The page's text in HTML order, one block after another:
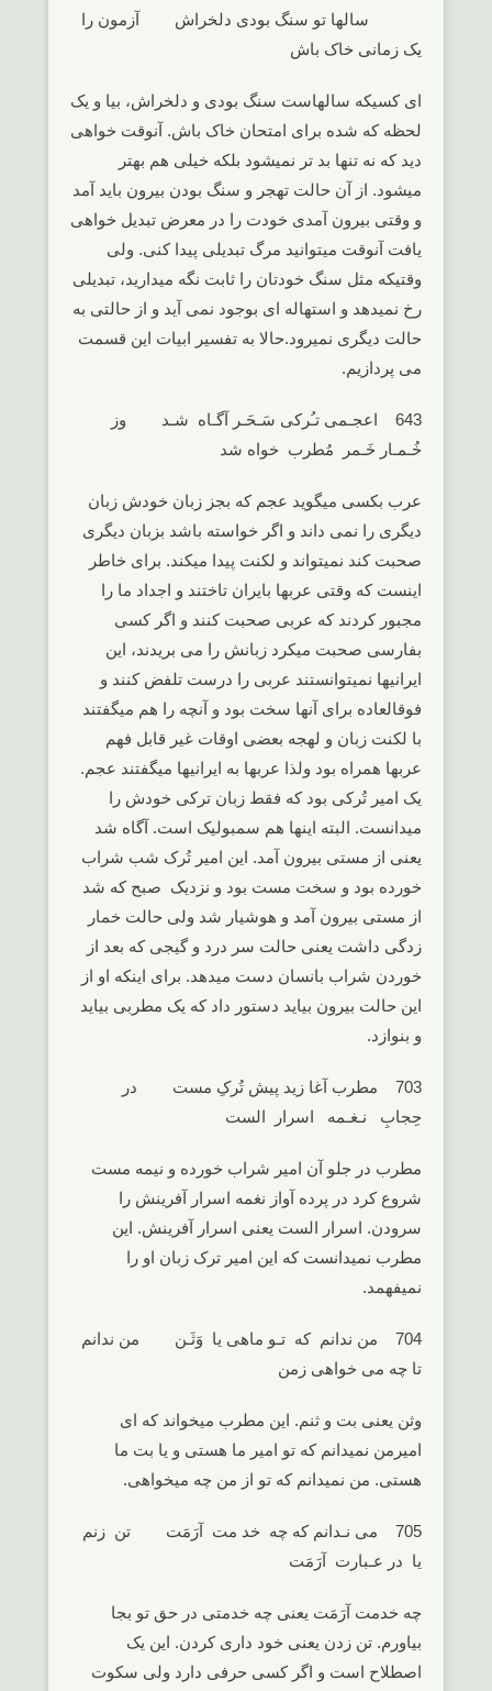
سالها تو سنگ بودی دلخراش آزمون را
یک زمانی خاک باش
ای کسیکه سالهاست سنگ بودی و دلخراش، بیا و یک
لحظه که شده برای امتحان خاک باش. آنوقت خواهی
دید که نه تنها بد تر نمیشود بلکه خیلی هم بهتر
میشود. از آن حالت تهجر و سنگ بودن بیرون باید آمد
و وقتی بیرون آمدی خودت را در معرض تبدیل خواهی
یافت آنوقت میتوانید مرگ تبدیلی پیدا کنی. ولی
وقتیکه مثل سنگ خودتان را ثابت نگه میدارید، تبدیلی
رخ نمیدهد و استهاله ای بوجود نمی آید و از حالتی به
حالت دیگری نمیرود.حالا به تفسیر ابیات این قسمت
می پردازیم.
643 اعجـمی تـُرکی سَـحَـر آگـاه شـد وز
خُـمـار خَـمر مُطرب خواه شد
عرب بکسی میگوید عجم که بجز زبان خودش زبان
دیگری را نمی داند و اگر خواسته باشد بزبان دیگری
صحبت کند نمیتواند و لکنت پیدا میکند. برای خاطر
اینست که وقتی عربها بایران تاختند و اجداد ما را
مجبور کردند که عربی صحبت کنند و اگر کسی
بفارسی صحبت میکرد زبانش را می بریدند، این
ایرانیها نمیتوانستند عربی را درست تلفض کنند و
فوقالعاده برای آنها سخت بود و آنچه را هم میگفتند
با لکنت زبان و لهجه بعضی اوقات غیر قابل فهم
عربها همراه بود ولذا عربها به ایرانیها میگفتند عجم.
یک امیر تُرکی بود که فقط زبان ترکی خودش را
میدانست. البته اینها هم سمبولیک است. آگاه شد
یعنی از مستی بیرون آمد. این امیر تُرک شب شراب
خورده بود و سخت مست بود و نزدیک صبح که شد
از مستی بیرون آمد و هوشیار شد ولی حالت خمار
زدگی داشت یعنی حالت سر درد و گیجی که بعد از
خوردن شراب بانسان دست میدهد. برای اینکه او از
این حالت بیرون بیاید دستور داد که یک مطربی بیاید
و بنوازد.
703 مطرب آغا زید پیش تُرکِ مست در
حِجابِ نـغـمه اسرار الست
مطرب در جلو آن امیر شراب خورده و نیمه مست
شروع کرد در پرده آواز نغمه اسرار آفرینش را
سرودن. اسرار الست یعنی اسرار آفرینش. این
مطرب نمیدانست که این امیر ترک زبان او را
نمیفهمد.
704 من ندانم که تـو ماهی یا وَثَـن من ندانم
تا چه می خواهی زمن
وثن یعنی بت و ثنم. این مطرب میخواند که ای
امیرمن نمیدانم که تو امیر ما هستی و یا بت ما
هستی. من نمیدانم که تو از من چه میخواهی.
705 می نـدانم که چه خد مت آرَمَت تن زنم
یا در عـبارت آرَمَت
چه خدمت آرَمَت یعنی چه خدمتی در حق تو بجا
بیاورم. تن زدن یعنی خود داری کردن. این یک
اصطلاح است و اگر کسی حرفی دارد ولی سکوت